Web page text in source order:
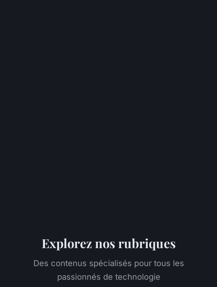
Explorez nos rubriques
Des contenus spécialisés pour tous les
passionnés de technologie